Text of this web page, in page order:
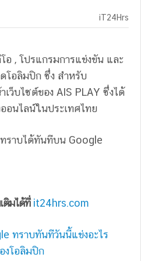
iT24Hrs
อ , โปรแกรมการแข่งขัน และ
โอลิมปิก ซึ่ง สำหรับ
เว็บไซต์ของ AIS PLAY ซึ่งได้
อนไลน์ในประเทศไทย
ราบได้ทันทีบน Google
ติมได้ที่ it24hrs.com
ทราบทันทีวันนี้แข่งอะไร
งโอลิมปิก